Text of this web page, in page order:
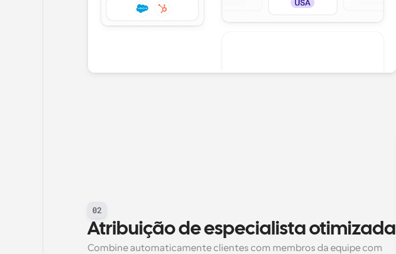
02
Atribuição de especialista otimizada
Combine automaticamente clientes com membros da equipe com